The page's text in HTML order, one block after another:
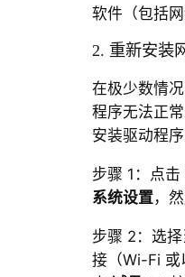
软件（包括网
2. 重新安装
在极少数情
程序无法正
安装驱动程序
步骤 1：点击
系统设置，
步骤 2：选
接（Wi-Fi 或